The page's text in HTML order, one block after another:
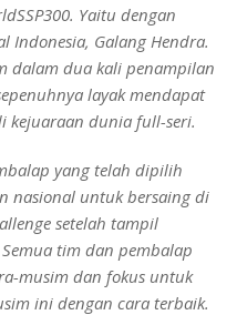
Yaitu dengan
Indonesia, Galang Hendra.
dalam dua kali penampilan
layak mendapat
kejuaraan dunia full-seri.
yang telah dipilih
nasional untuk bersaing di
setelah tampil
tim dan pembalap
musim dan fokus untuk
ini dengan cara terbaik.